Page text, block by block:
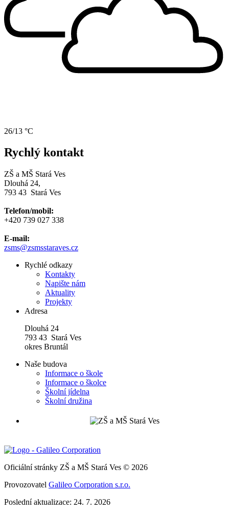
26/13 °C
Rychlý kontakt
ZŠ a MŠ Stará Ves
Dlouhá 24,
793 43 Stará Ves
Telefon/mobil:
+420 739 027 338
E-mail:
zsms@zsmsstaraves.cz
Rychlé odkazy
Kontakty
Napište nám
Aktuality
Projekty
Adresa
Dlouhá 24
793 43 Stará Ves
okres Bruntál
Naše budova
Informace o škole
Informace o školce
Školní jídelna
Školní družina
Oficiální stránky ZŠ a MŠ Stará Ves © 2026
Provozovatel Galileo Corporation s.r.o.
Poslední aktualizace: 24. 7. 2026